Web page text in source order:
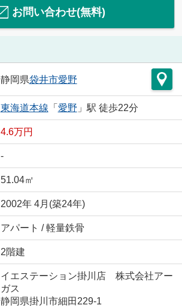
お問い合わせ(無料)
静岡県袋井市愛野
東海道本線 「 愛野 」駅 徒歩22分
4.6万円
-
51.04㎡
2002年 4月(築24年)
アパート / 軽量鉄骨
2階建
イエステーション掛川店 株式会社アー
ガス
静岡県掛川市細田229-1